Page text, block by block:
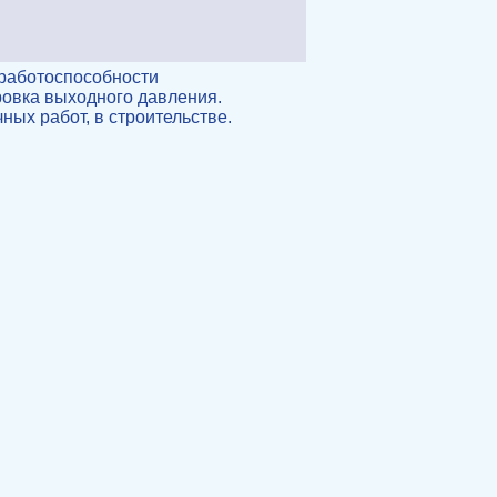
выходного давления.
работ, в строительстве.